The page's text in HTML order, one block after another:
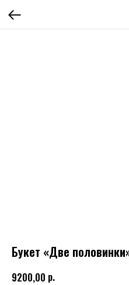
Букет «Две
9200,00 р.